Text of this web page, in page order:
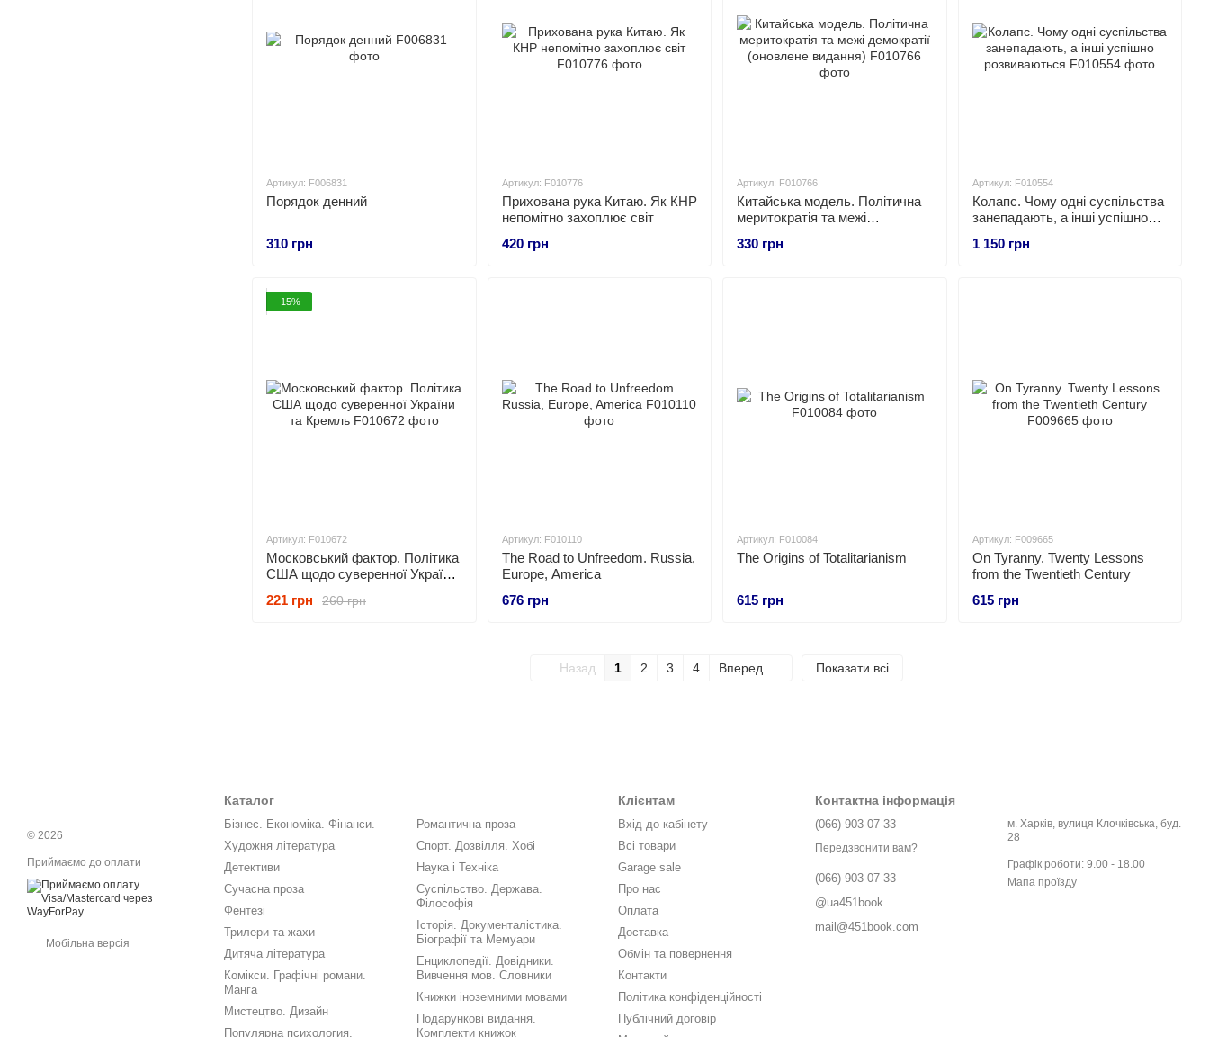
Артикул: F006831
Порядок денний
310 грн
Артикул: F010776
Прихована рука Китаю. Як КНР
непомітно захоплює світ
420 грн
Артикул: F010766
Китайська модель. Політична
меритократія та межі
330 грн
Артикул: F010554
Колапс. Чому одні суспільства
занепадають, а інші успішно
1 150 грн
−15%
Артикул: F010672
Московський фактор. Політика
США щодо суверенної України
260 грн
221 грн
Артикул: F010110
The Road to Unfreedom. Russia,
Europe, America
676 грн
Артикул: F010084
The Origins of Totalitarianism
615 грн
Артикул: F009665
On Tyranny. Twenty Lessons
from the Twentieth Century
615 грн
Назад 1 2 3 4 Вперед Показати всі
© 2026
Приймаємо до оплати
Мобільна версія
Каталог
Бізнес. Економіка. Фінанси.
Художня література
Детективи
Сучасна проза
Фентезі
Трилери та жахи
Дитяча література
Комікси. Графічні романи.
Манга
Мистецтво. Дизайн
Популярна психология.
Романтична проза
Спорт. Дозвілля. Хобі
Наука і Техніка
Суспільство. Держава.
Філософія
Історія. Документалістика.
Біографії та Мемуари
Енциклопедії. Довідники.
Вивчення мов. Словники
Книжки іноземними мовами
Подарункові видання.
Комплекти книжок
Клієнтам
Вхід до кабінету
Всі товари
Garage sale
Про нас
Оплата
Доставка
Обмін та повернення
Контакти
Політика конфіденційності
Публічний договір
Контактна інформація
(066) 903-07-33
Передзвонити вам?
(066) 903-07-33
@ua451book
mail@451book.com
м. Харків, вулиця Клочківська, буд.
28
Графік роботи: 9.00 - 18.00
Мапа проїзду